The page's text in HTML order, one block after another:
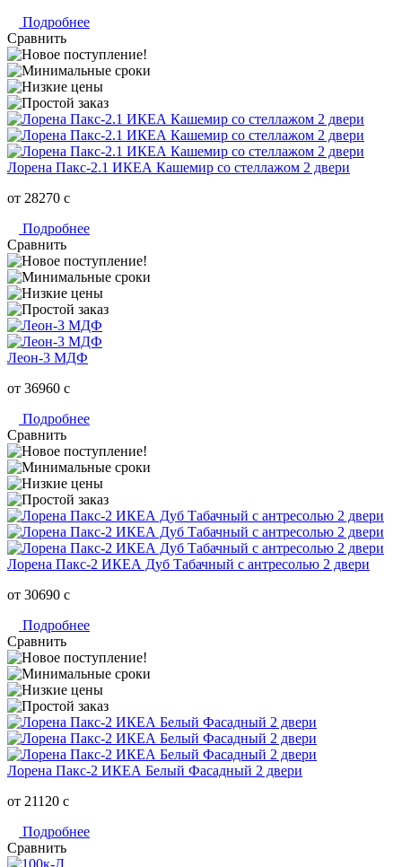
Подробнее
Сравнить
Лорена Пакс-2.1 ИКЕА Кашемир со стеллажом 2 двери
от 28270 c
Подробнее
Сравнить
Леон-3 МДФ
от 36960 c
Подробнее
Сравнить
Лорена Пакс-2 ИКЕА Дуб Табачный с антресолью 2 двери
от 30690 c
Подробнее
Сравнить
Лорена Пакс-2 ИКЕА Белый Фасадный 2 двери
от 21120 c
Подробнее
Сравнить